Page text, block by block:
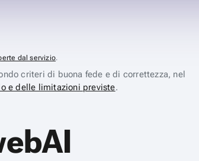
dal servizio.
criteri di buona fede e di correttezza, nel
e delle limitazioni previste.